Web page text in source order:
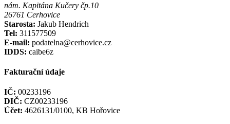
nám. Kapitána Kučery čp.10
26761 Cerhovice
Starosta: Jakub Hendrich
Tel: 311577509
E-mail: podatelna@cerhovice.cz
IDDS: caibe6z
Fakturační údaje
IČ: 00233196
DIČ: CZ00233196
Účet: 4626131/0100, KB Hořovice